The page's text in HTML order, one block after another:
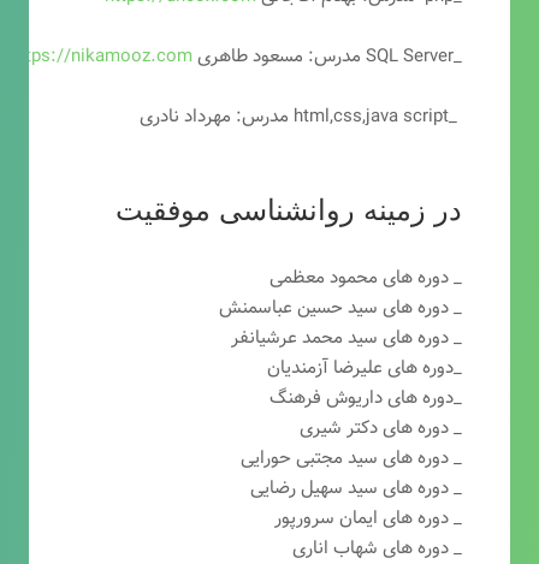
_SQL Server مدرس: مسعود طاهری
https://nikamooz.com
_html,css,java script مدرس: مهرداد نادری
در زمینه روانشناسی موفقیت
_ دوره های محمود معظمی
_ دوره های سید حسین عباسمنش
_ دوره های سید محمد عرشیانفر
_دوره های علیرضا آزمندیان
_دوره های داریوش فرهنگ
_ دوره های دکتر شیری
_ دوره های سید مجتبی حورایی
_ دوره های سید سهیل رضایی
_ دوره های ایمان سرورپور
_ دوره های شهاب اناری